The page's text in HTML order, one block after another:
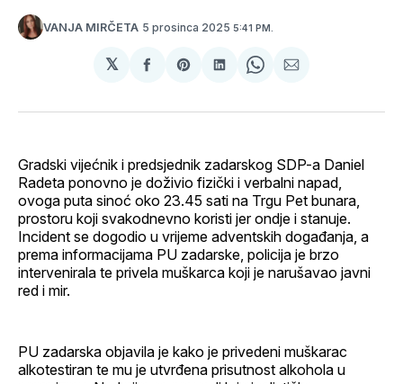
VANJA MIRČETA 5 prosinca 2025 5:41 PM.
𝕏
podijeliSharepodijeliSharepodijeli
Gradski vijećnik i predsjednik zadarskog SDP-a Daniel
Radeta ponovno je doživio fizički i verbalni napad,
ovoga puta sinoć oko 23.45 sati na Trgu Pet bunara,
prostoru koji svakodnevno koristi jer ondje i stanuje.
Incident se dogodio u vrijeme adventskih događanja, a
prema informacijama PU zadarske, policija je brzo
intervenirala te privela muškarca koji je narušavao javni
red i mir.
PU zadarska objavila je kako je privedeni muškarac
alkotestiran te mu je utvrđena prisutnost alkohola u